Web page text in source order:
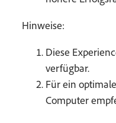
Hinweise:
Diese
verfügbar.
Für ein
Computer